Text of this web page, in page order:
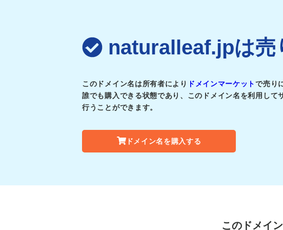
naturalleaf.jpは売
このドメイン名は所有者により ドメインマーケットで売り
誰でも購入できる状態であり、このドメイン名を利用して
行うことができます。
ドメイン名を購入する
このドメイ